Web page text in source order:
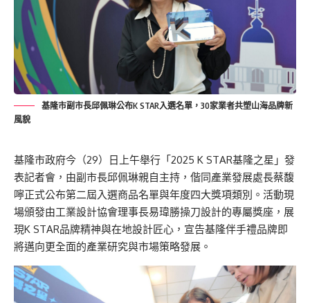
基隆市副市長邱佩琳公布K STAR入選名單，30家業者共塑山海品牌新
風貌
基隆市政府今（29）日上午舉行「2025 K STAR基隆之星」發
表記者會，由副市長邱佩琳親自主持，偕同產業發展處長蔡馥
嚀正式公布第二屆入選商品名單與年度四大獎項類別。活動現
場頒發由工業設計協會理事長易瑋勝操刀設計的專屬獎座，展
現K STAR品牌精神與在地設計匠心，宣告基隆伴手禮品牌即
將邁向更全面的產業研究與市場策略發展。